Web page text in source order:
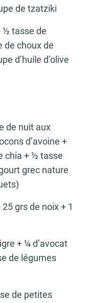
de tzatziki
½ tasse de
de choux de
d’huile d’olive
de nuit aux
d’avoine +
chia + ½ tasse
grec nature
grs de noix + 1
+ ¼ d’avocat
de légumes
de petites